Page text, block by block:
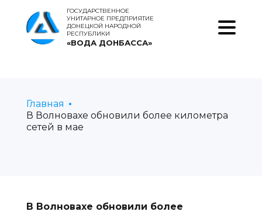
ГОСУДАРСТВЕННОЕ
УНИТАРНОЕ ПРЕДПРИЯТИЕ
ДОНЕЦКОЙ НАРОДНОЙ
РЕСПУБЛИКИ
«ВОДА ДОНБАССА»
Главная
В Волновахе обновили более километра
сетей в мае
В Волновахе обновили более